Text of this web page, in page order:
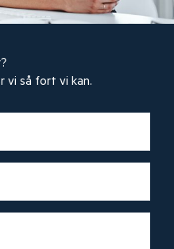
vi så fort vi kan.